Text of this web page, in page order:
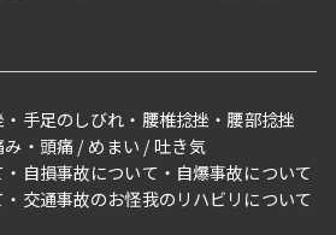
手足のしびれ 腰椎捻挫
腰部捻挫
み
頭痛 / めまい / 吐き気
自損事故について
自爆事故について
交通事故のお怪我のリハビリについて